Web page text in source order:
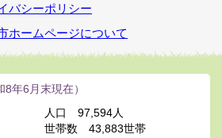
バシーポリシー
ホームページについて
8年6月末現在）
人口
97,594人
世帯数
43,883世帯